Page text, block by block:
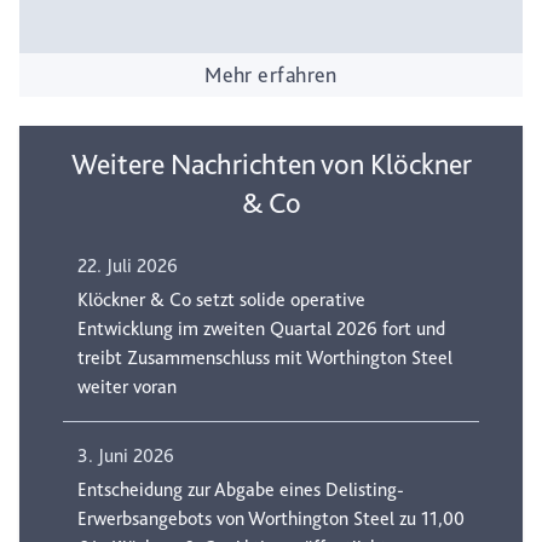
Mehr erfahren
Weitere Nachrichten von Klöckner
& Co
22. Juli 2026
Klöckner & Co setzt solide operative
Entwicklung im zweiten Quartal 2026 fort und
treibt Zusammenschluss mit Worthington Steel
weiter voran
3. Juni 2026
Entscheidung zur Abgabe eines Delisting-
Erwerbsangebots von Worthington Steel zu 11,00